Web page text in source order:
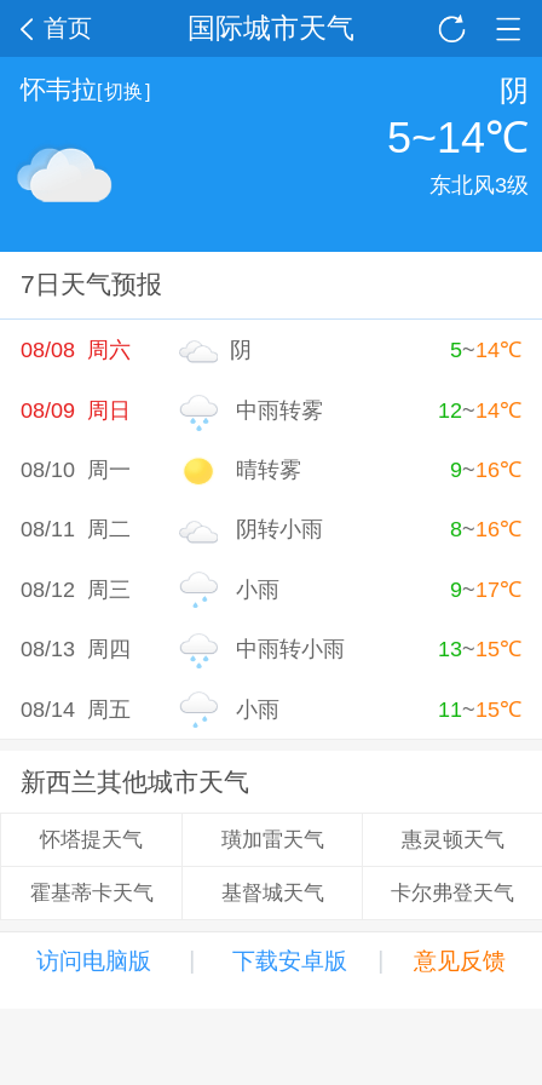
国际城市天气
首页
怀韦拉[切换] 阴
5~14℃
东北风3级
7日天气预报
08/08 周六 阴 5~14℃
08/09 周日 中雨转雾 12~14℃
08/10 周一 晴转雾 9~16℃
08/11 周二 阴转小雨 8~16℃
08/12 周三 小雨 9~17℃
08/13 周四 中雨转小雨 13~15℃
08/14 周五 小雨 11~15℃
新西兰其他城市天气
怀塔提天气 璜加雷天气 惠灵顿天气
霍基蒂卡天气 基督城天气 卡尔弗登天气
访问电脑版 | 下载安卓版 | 意见反馈